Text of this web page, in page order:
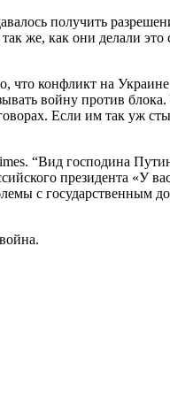
получить
же, как они делали
конфликт на
войну против
Если им так уж
“Вид господина
президента
с государственным